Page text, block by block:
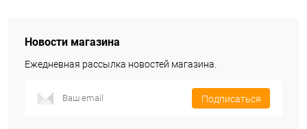
Новости магазина
Ежедневная рассылка новостей магазина.
Подписаться